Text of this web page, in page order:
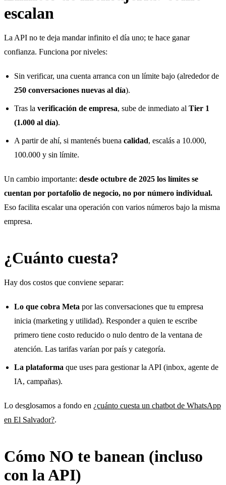
escalan
La API no te deja mandar infinito el día uno; te hace ganar
confianza. Funciona por niveles:
Sin verificar, una cuenta arranca con un límite bajo (alrededor de
250 conversaciones nuevas al día).
Tras la verificación de empresa, sube de inmediato al Tier 1
(1.000 al día).
A partir de ahí, si mantenés buena calidad, escalás a 10.000,
100.000 y sin límite.
Un cambio importante: desde octubre de 2025 los límites se
cuentan por portafolio de negocio, no por número individual.
Eso facilita escalar una operación con varios números bajo la misma
empresa.
¿Cuánto cuesta?
Hay dos costos que conviene separar:
Lo que cobra Meta por las conversaciones que tu empresa
inicia (marketing y utilidad). Responder a quien te escribe
primero tiene costo reducido o nulo dentro de la ventana de
atención. Las tarifas varían por país y categoría.
La plataforma que uses para gestionar la API (inbox, agente de
IA, campañas).
Lo desglosamos a fondo en ¿cuánto cuesta un chatbot de WhatsApp
en El Salvador?.
Cómo NO te banean (incluso
con la API)